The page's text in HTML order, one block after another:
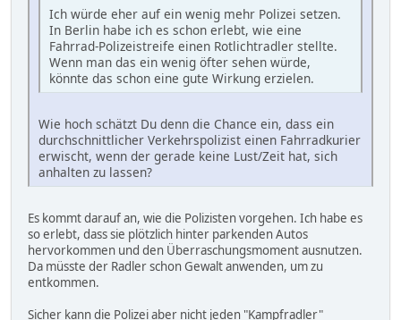
Ich würde eher auf ein wenig mehr Polizei setzen.
In Berlin habe ich es schon erlebt, wie eine
Fahrrad-Polizeistreife einen Rotlichtradler stellte.
Wenn man das ein wenig öfter sehen würde,
könnte das schon eine gute Wirkung erzielen.
Wie hoch schätzt Du denn die Chance ein, dass ein
durchschnittlicher Verkehrspolizist einen Fahrradkurier
erwischt, wenn der gerade keine Lust/Zeit hat, sich
anhalten zu lassen?
Es kommt darauf an, wie die Polizisten vorgehen. Ich habe es
so erlebt, dass sie plötzlich hinter parkenden Autos
hervorkommen und den Überraschungsmoment ausnutzen.
Da müsste der Radler schon Gewalt anwenden, um zu
entkommen.
Sicher kann die Polizei aber nicht jeden "Kampfradler"